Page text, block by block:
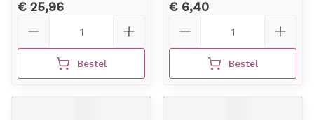
€ 25,96
Bestel
€ 6,40
Bestel